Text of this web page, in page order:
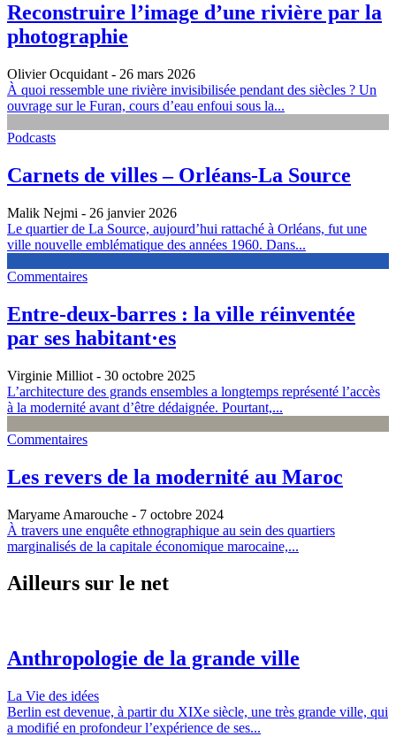
Reconstruire l’image d’une rivière par la
photographie
Olivier Ocquidant - 26 mars 2026
À quoi ressemble une rivière invisibilisée pendant des siècles ? Un
ouvrage sur le Furan, cours d’eau enfoui sous la...
Podcasts
Carnets de villes – Orléans‑La Source
Malik Nejmi - 26 janvier 2026
Le quartier de La Source, aujourd’hui rattaché à Orléans, fut une
ville nouvelle emblématique des années 1960. Dans...
Commentaires
Entre-deux-barres : la ville réinventée
par ses habitant·es
Virginie Milliot - 30 octobre 2025
L’architecture des grands ensembles a longtemps représenté l’accès
à la modernité avant d’être dédaignée. Pourtant,...
Commentaires
Les revers de la modernité au Maroc
Maryame Amarouche - 7 octobre 2024
À travers une enquête ethnographique au sein des quartiers
marginalisés de la capitale économique marocaine,...
Ailleurs sur le net
Anthropologie de la grande ville
La Vie des idées
Berlin est devenue, à partir du XIXe siècle, une très grande ville, qui
a modifié en profondeur l’expérience de ses...